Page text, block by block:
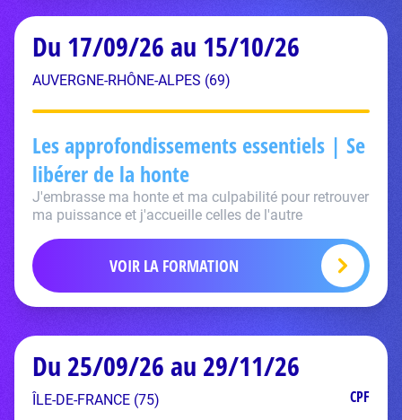
Du 17/09/26 au 15/10/26
AUVERGNE-RHÔNE-ALPES (69)
Les approfondissements essentiels | Se
libérer de la honte
J'embrasse ma honte et ma culpabilité pour retrouver
ma puissance et j'accueille celles de l'autre
VOIR LA FORMATION
Du 25/09/26 au 29/11/26
ÎLE-DE-FRANCE (75) CPF